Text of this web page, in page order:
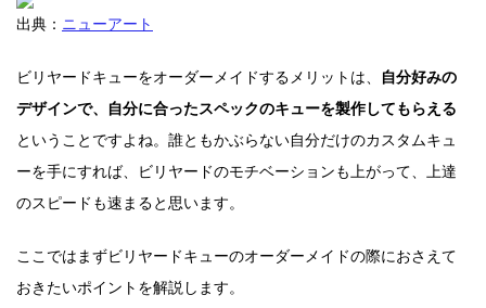
出典： ニューアート
ビリヤードキューをオーダーメイドするメリットは、
自分好みの
デザインで、自分に合ったスペックのキューを製作してもらえる
ということですよね。 誰ともかぶらない自分だけのカスタムキュ
ーを手にすれば、ビリヤードのモチベーションも上がって、上達
のスピードも速まると思います。
ここではまずビリヤードキューのオーダーメイドの際におさえて
おきたいポイントを解説します。